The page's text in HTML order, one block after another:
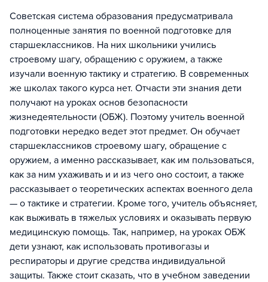
Советская система образования предусматривала
полноценные занятия по военной подготовке для
старшеклассников. На них школьники учились
строевому шагу, обращению с оружием, а также
изучали военную тактику и стратегию. В современных
же школах такого курса нет. Отчасти эти знания дети
получают на уроках основ безопасности
жизнедеятельности (ОБЖ). Поэтому учитель военной
подготовки нередко ведет этот предмет. Он обучает
старшеклассников строевому шагу, обращение с
оружием, а именно рассказывает, как им пользоваться,
как за ним ухаживать и и из чего оно состоит, а также
рассказывает о теоретических аспектах военного дела
— о тактике и стратегии. Кроме того, учитель объясняет,
как выживать в тяжелых условиях и оказывать первую
медицинскую помощь. Так, например, на уроках ОБЖ
дети узнают, как использовать противогазы и
респираторы и другие средства индивидуальной
защиты. Также стоит сказать, что в учебном заведении